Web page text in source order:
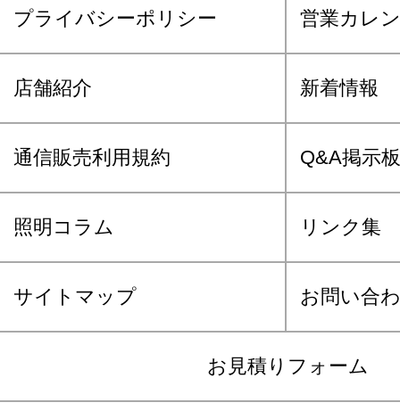
プライバシーポリシー 営業カレ
店舗紹介 新着情報
通信販売利用規約 Q&A掲示板
照明コラム リンク集
サイトマップ お問い合
お見積りフォーム